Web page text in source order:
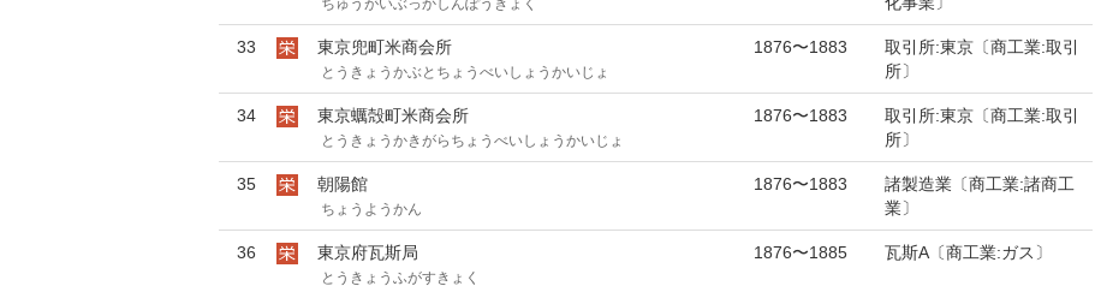
33 東京兜町米商会所
とうきょうかぶとちょうべいしょうかいじょ
1876〜1883
取引所:東京〔商工業:取引
所〕
34 東京蠣殻町米商会所
とうきょうかきがらちょうべいしょうかいじょ
1876〜1883
取引所:東京〔商工業:取引
所〕
35 朝陽館
ちょうようかん
1876〜1883
諸製造業〔商工業:諸商工
業〕
36 東京府瓦斯局
とうきょうふがすきょく
1876〜1885 瓦斯A〔商工業:ガス〕